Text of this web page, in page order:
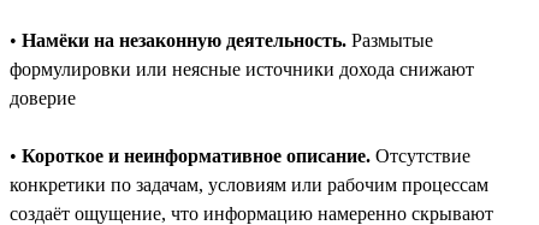
• Намёки на незаконную деятельность. Размытые
формулировки или неясные источники дохода снижают
доверие
• Короткое и неинформативное описание. Отсутствие
конкретики по задачам, условиям или рабочим процессам
создаёт ощущение, что информацию намеренно скрывают